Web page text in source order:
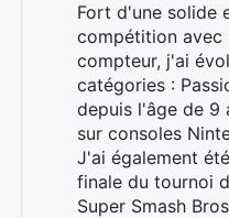
Fort d'une solide
compétition avec
compteur, j'ai
catégories :
depuis l'âge de 9
sur consoles
J'ai également
finale du tournoi
Super Smash